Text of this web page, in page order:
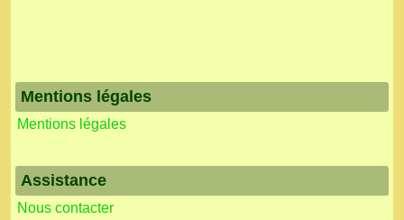
Mentions légales
Mentions légales
Assistance
Nous contacter